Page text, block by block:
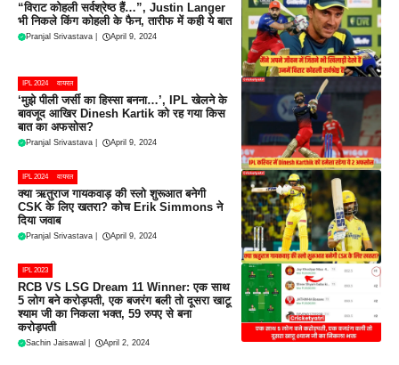
“विराट कोहली सर्वश्रेष्ठ हैं…”, Justin Langer
भी निकले किंग कोहली के फैन, तारीफ में कही ये बात
Pranjal Srivastava April 9, 2024
IPL 2024 वायरल
‘मुझे पीली जर्सी का हिस्सा बनना…’, IPL खेलने के
बावजूद आखिर Dinesh Kartik को रह गया किस
बात का अफसोस?
Pranjal Srivastava April 9, 2024
IPL 2024 वायरल
क्या ऋतुराज गायकवाड़ की स्लो शुरूआत बनेगी
CSK के लिए खतरा? कोच Erik Simmons ने
दिया जवाब
Pranjal Srivastava April 9, 2024
IPL 2023
RCB VS LSG Dream 11 Winner: एक साथ
5 लोग बने करोड़पती, एक बजरंग बली तो दूसरा खाटू
श्याम जी का निकला भक्त, 59 रुपए से बना
करोड़पती
Sachin Jaisawal April 2, 2024